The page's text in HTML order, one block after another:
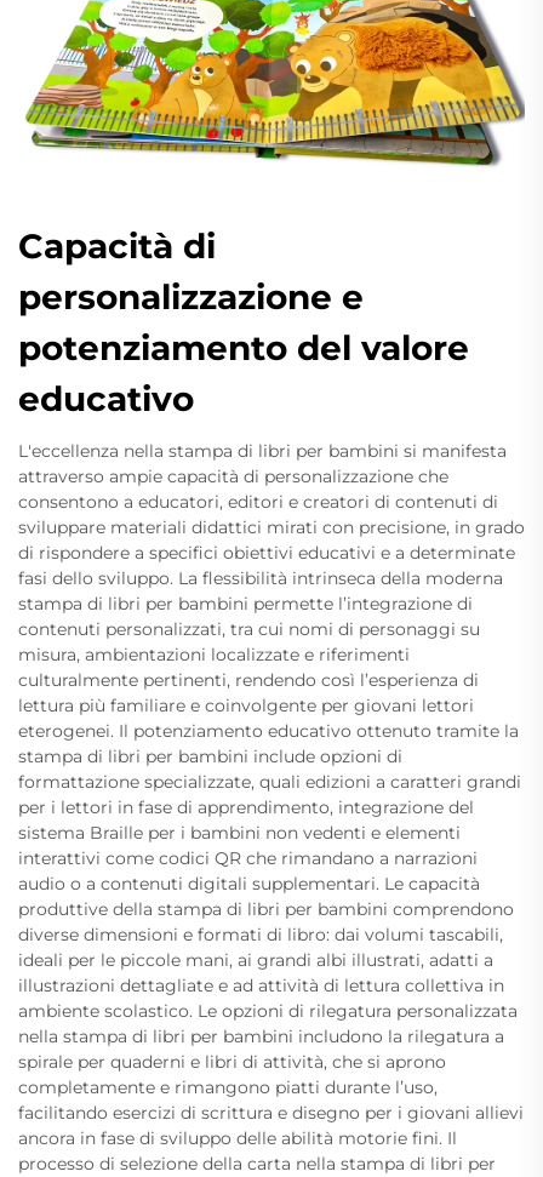
Capacità di
personalizzazione e
potenziamento del valore
educativo
L'eccellenza nella stampa di libri per bambini si manifesta
attraverso ampie capacità di personalizzazione che
consentono a educatori, editori e creatori di contenuti di
sviluppare materiali didattici mirati con precisione, in grado
di rispondere a specifici obiettivi educativi e a determinate
fasi dello sviluppo. La flessibilità intrinseca della moderna
stampa di libri per bambini permette l’integrazione di
contenuti personalizzati, tra cui nomi di personaggi su
misura, ambientazioni localizzate e riferimenti
culturalmente pertinenti, rendendo così l’esperienza di
lettura più familiare e coinvolgente per giovani lettori
eterogenei. Il potenziamento educativo ottenuto tramite la
stampa di libri per bambini include opzioni di
formattazione specializzate, quali edizioni a caratteri grandi
per i lettori in fase di apprendimento, integrazione del
sistema Braille per i bambini non vedenti e elementi
interattivi come codici QR che rimandano a narrazioni
audio o a contenuti digitali supplementari. Le capacità
produttive della stampa di libri per bambini comprendono
diverse dimensioni e formati di libro: dai volumi tascabili,
ideali per le piccole mani, ai grandi albi illustrati, adatti a
illustrazioni dettagliate e ad attività di lettura collettiva in
ambiente scolastico. Le opzioni di rilegatura personalizzata
nella stampa di libri per bambini includono la rilegatura a
spirale per quaderni e libri di attività, che si aprono
completamente e rimangono piatti durante l’uso,
facilitando esercizi di scrittura e disegno per i giovani allievi
ancora in fase di sviluppo delle abilità motorie fini. Il
processo di selezione della carta nella stampa di libri per